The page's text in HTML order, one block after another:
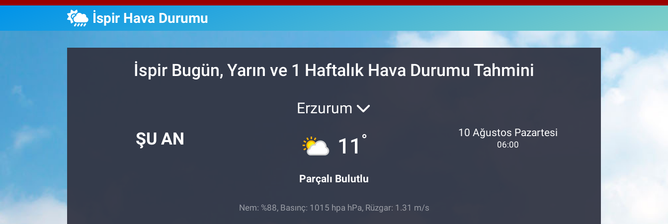
BİST100
13.779
İspir Hava Durumu
İspir Bugün, Yarın ve 1 Haftalık Hava Durumu Tahmini
ŞU AN
Erzurum
11 °
Parçalı Bulutlu
10 Ağustos Pazartesi
06:00
Nem: %88, Basınç: 1015 hpa hPa, Rüzgar: 1.31 m/s
Özel Haberler
Sağlık
Ramazan
Haber Arşivi